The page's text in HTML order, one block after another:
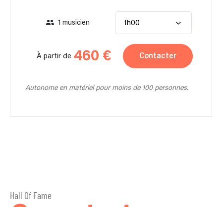
1 musicien 1h00
À partir de 460 € Contacter
Autonome en matériel pour moins de 100 personnes.
Hall Of Fame